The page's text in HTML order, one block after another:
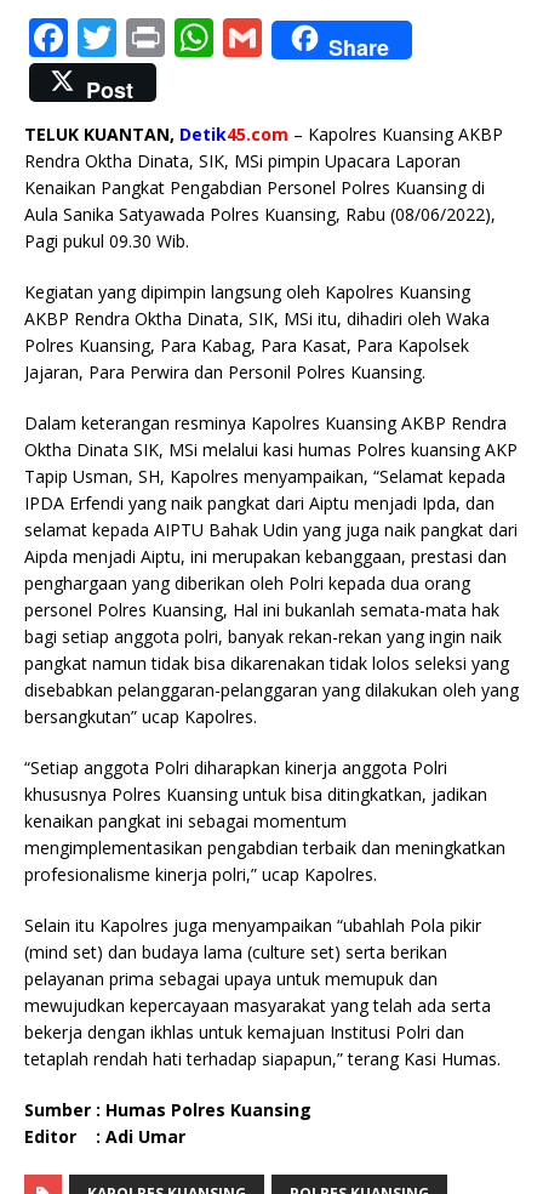
F
a
c
e
b
o
k
T
w
it
te
r
P
n
t
W
at
s
A
p
G
m
l
Share
Post
TELUK KUANTAN, Detik45.com – Kapolres Kuansing AKBP
Rendra Oktha Dinata, SIK, MSi pimpin Upacara Laporan
Kenaikan Pangkat Pengabdian Personel Polres Kuansing di
Aula Sanika Satyawada Polres Kuansing, Rabu (08/06/2022),
Pagi pukul 09.30 Wib.
Kegiatan yang dipimpin langsung oleh Kapolres Kuansing
AKBP Rendra Oktha Dinata, SIK, MSi itu, dihadiri oleh Waka
Polres Kuansing, Para Kabag, Para Kasat, Para Kapolsek
Jajaran, Para Perwira dan Personil Polres Kuansing.
Dalam keterangan resminya Kapolres Kuansing AKBP Rendra
Oktha Dinata SIK, MSi melalui kasi humas Polres kuansing AKP
Tapip Usman, SH, Kapolres menyampaikan, “Selamat kepada
IPDA Erfendi yang naik pangkat dari Aiptu menjadi Ipda, dan
selamat kepada AIPTU Bahak Udin yang juga naik pangkat dari
Aipda menjadi Aiptu, ini merupakan kebanggaan, prestasi dan
penghargaan yang diberikan oleh Polri kepada dua orang
personel Polres Kuansing, Hal ini bukanlah semata-mata hak
bagi setiap anggota polri, banyak rekan-rekan yang ingin naik
pangkat namun tidak bisa dikarenakan tidak lolos seleksi yang
disebabkan pelanggaran-pelanggaran yang dilakukan oleh yang
bersangkutan” ucap Kapolres.
“Setiap anggota Polri diharapkan kinerja anggota Polri
khususnya Polres Kuansing untuk bisa ditingkatkan, jadikan
kenaikan pangkat ini sebagai momentum
mengimplementasikan pengabdian terbaik dan meningkatkan
profesionalisme kinerja polri,” ucap Kapolres.
Selain itu Kapolres juga menyampaikan “ubahlah Pola pikir
(mind set) dan budaya lama (culture set) serta berikan
pelayanan prima sebagai upaya untuk memupuk dan
mewujudkan kepercayaan masyarakat yang telah ada serta
bekerja dengan ikhlas untuk kemajuan Institusi Polri dan
tetaplah rendah hati terhadap siapapun,” terang Kasi Humas.
Sumber : Humas Polres Kuansing
Editor : Adi Umar